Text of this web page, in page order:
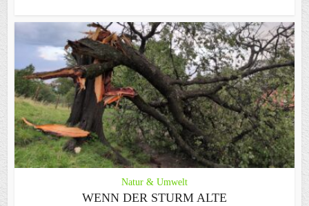
Natur & Umwelt
WENN DER STURM ALTE